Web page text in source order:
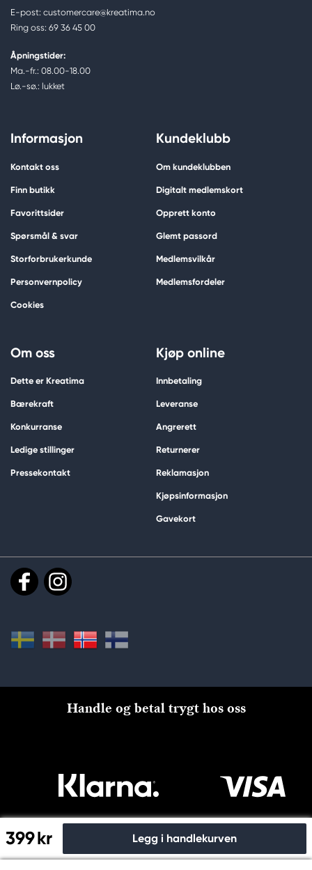
399 kr Legg i handlekurven
E-post: customercare@kreatima.no
Ring oss: 69 36 45 00
Åpningstider:
Ma.-fr.: 08.00-18.00
Lø.-sø.: lukket
Informasjon
Kontakt oss
Finn butikk
Favorittsider
Spørsmål & svar
Storforbrukerkunde
Personvernpolicy
Cookies
Kundeklubb
Om kundeklubben
Digitalt medlemskort
Opprett konto
Glemt passord
Medlemsvilkår
Medlemsfordeler
Om oss
Dette er Kreatima
Bærekraft
Konkurranse
Ledige stillinger
Pressekontakt
Kjøp online
Innbetaling
Leveranse
Angrerett
Returnerer
Reklamasjon
Kjøpsinformasjon
Gavekort
Handle og betal trygt hos oss